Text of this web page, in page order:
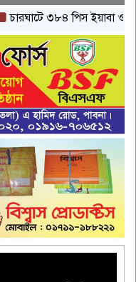
৩৮৪ পিস ইয়াবা ও ২০